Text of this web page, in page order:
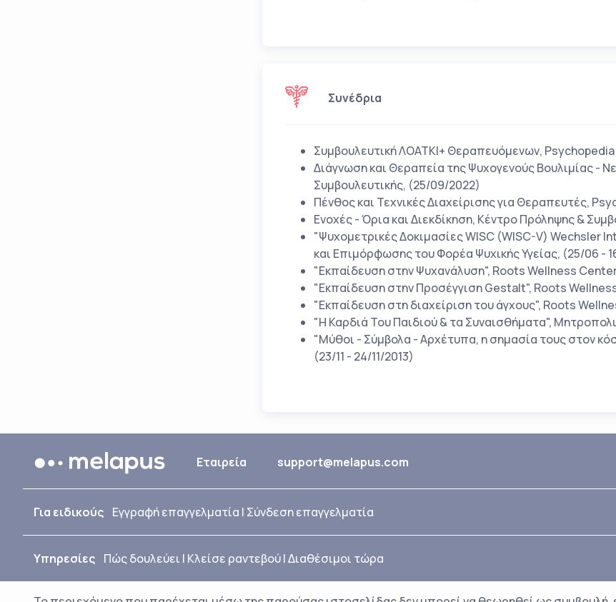
Συνέδρια
Συμβουλευτική ΛΟΑΤΚΙ+ Θεραπευόμενων,
Διάγνωση και Θεραπεία της Ψυχογενoύς Βουλιμίας -
Συμβουλευτικής, (25/09/2022)
Πένθος και Τεχνικές Διαχείρισης για Θεραπευτές,
Ενοχές - Όρια και Διεκδίκηση, Κέντρο Πρόληψης &
"Ψυχομετρικές Δοκιμασίες WISC (WISC-V) Wechsler
και Επιμόρφωσης του Φορέα Ψυχικής Υγείας, (25/06 -
"Εκπαίδευση στην Ψυχανάλυση", Roots Wellness
"Εκπαίδευση στην Προσέγγιση Gestalt", Roots
"Εκπαίδευση στη διαχείριση του άγχους", Roots
"Η Καρδιά Του Παιδιού & τα Συναισθήματα",
"Μύθοι - Σύμβολα - Αρχέτυπα, η σημασία τους στον
(23/11 - 24/11/2013)
Εταιρεία support@melapus.com
Για ειδικούς Εγγραφή επαγγελματία | Σύνδεση επαγγελματία
Υπηρεσίες Πώς δουλεύει | Κλείσε ραντεβού|Διαθέσιμοι τώρα